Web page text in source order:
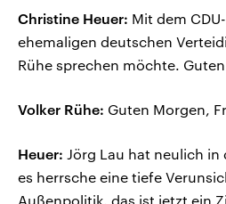
Christine Heuer: Mit dem
ehemaligen deutschen
Rühe sprechen möchte.
Volker Rühe: Guten Morgen,
Heuer: Jörg Lau hat neulich in
es herrsche eine tiefe
Außenpolitik, das ist jetzt ein